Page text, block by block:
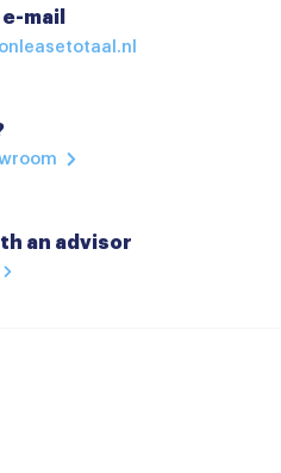
mail
an advisor